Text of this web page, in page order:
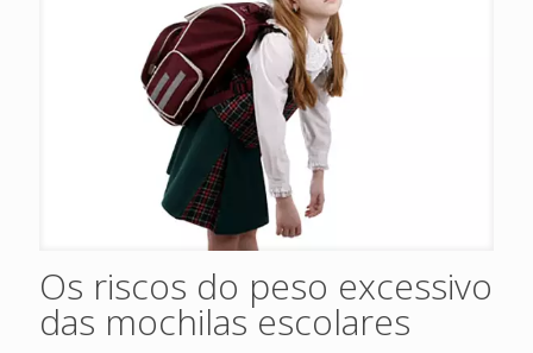
Os riscos do peso excessivo
das mochilas escolares